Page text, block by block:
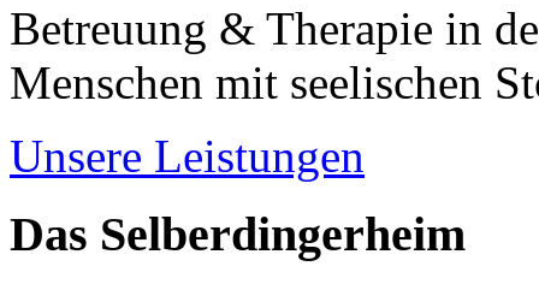
Betreuung & Therapie in
Menschen mit seelischen
Unsere Leistungen
Das Selberdingerheim